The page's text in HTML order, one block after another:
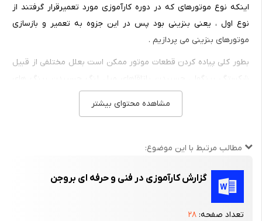
اینکه نوع موتورهای که در دوره کارآموزی مورد تعمیرقرار گرفتند از
نوع اول ، یعنی بنزینی بود پس در این جزوه به تعمیر و بازسازی
موتورهای بنزینی می پردازیم .
بطور کلی پیاده کردن قطعات موتور ممکن است بعلل مختلفی از قبیل
شکستگی رینگها ، چسبیدن یاتاقاهای میل لنگ چسبیدن رینگ های
پیستون ، کاهش کمپرس سیلندر ، سائیدگی رینگ های پیستون و
سیلندر های موتور که به مرور بر اثر کارکرد کوتور پیش می آید . در
.
· باز کردن قطعات موتور
مشاهده محتوای بیشتر
مطالب مرتبط با این موضوع:
گزارش کارآموزی در فنی و حرفه ای بروجن
تعداد صفحه: ۲۸